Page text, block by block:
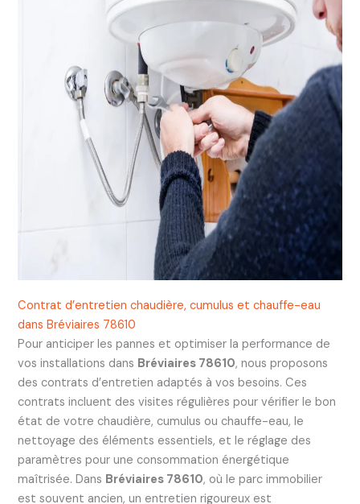
Contrat d’entretien chaudière, cumulus et chauffe-eau
dans Bréviaires 78610
Pour anticiper les pannes et optimiser la performance de
vos installations dans Bréviaires 78610, nous proposons
des contrats d’entretien adaptés à vos besoins. Ces
contrats incluent des visites régulières pour vérifier le bon
état de votre chaudière, cumulus ou chauffe-eau, le
nettoyage des éléments essentiels, et le réglage des
paramètres pour une consommation énergétique
maîtrisée. Dans Bréviaires 78610, où le parc immobilier
est souvent ancien, un entretien rigoureux est